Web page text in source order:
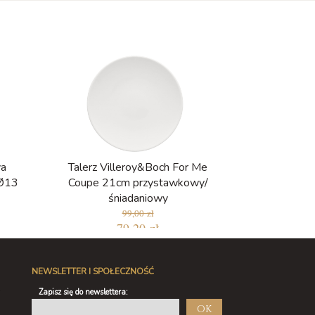
Talerz Villeroy&Boch For Me
Coupe 21cm przystawkowy/
śniadaniowy
99,00 zł
79,20 zł
NEWSLETTER I SPOŁECZNOŚĆ
Zapisz się do newslettera:
OK